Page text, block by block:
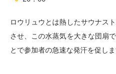
ロウリュウとは熱したサウナス
させ、この水蒸気を大きな団扇
とで参加者の急速な発汗を促しま